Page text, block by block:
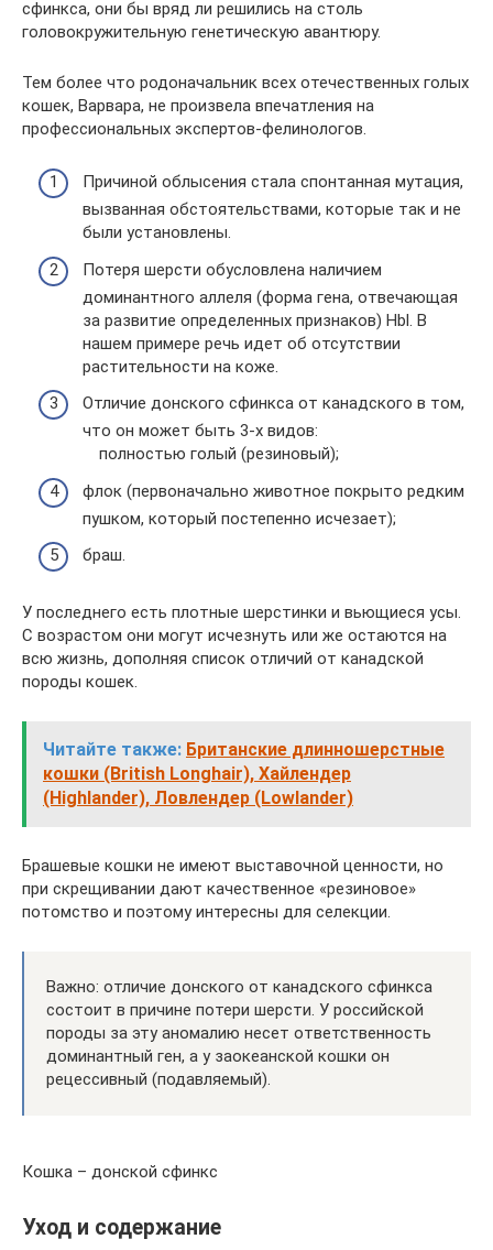
сфинкса, они бы вряд ли решились на столь
головокружительную генетическую авантюру.
Тем более что родоначальник всех отечественных голых
кошек, Варвара, не произвела впечатления на
профессиональных экспертов-фелинологов.
Причиной облысения стала спонтанная мутация,
вызванная обстоятельствами, которые так и не
были установлены.
Потеря шерсти обусловлена наличием
доминантного аллеля (форма гена, отвечающая
за развитие определенных признаков) Hbl. В
нашем примере речь идет об отсутствии
растительности на коже.
Отличие донского сфинкса от канадского в том,
что он может быть 3-х видов:
полностью голый (резиновый);
флок (первоначально животное покрыто редким
пушком, который постепенно исчезает);
браш.
У последнего есть плотные шерстинки и вьющиеся усы.
С возрастом они могут исчезнуть или же остаются на
всю жизнь, дополняя список отличий от канадской
породы кошек.
Читайте также: Британские длинношерстные
кошки (British Longhair), Хайлендер
(Highlander), Ловлендер (Lowlander)
Брашевые кошки не имеют выставочной ценности, но
при скрещивании дают качественное «резиновое»
потомство и поэтому интересны для селекции.
Важно: отличие донского от канадского сфинкса
состоит в причине потери шерсти. У российской
породы за эту аномалию несет ответственность
доминантный ген, а у заокеанской кошки он
рецессивный (подавляемый).
Кошка – донской сфинкс
Уход и содержание